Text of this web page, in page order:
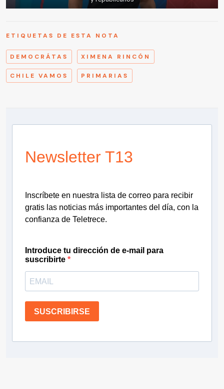
ETIQUETAS DE ESTA NOTA
DEMOCRÁTAS XIMENA RINCÓN
CHILE VAMOS PRIMARIAS
Newsletter T13
Inscríbete en nuestra lista de correo para recibir
gratis las noticias más importantes del día, con la
confianza de Teletrece.
Introduce tu dirección de e-mail para
suscribirte
SUSCRIBIRSE